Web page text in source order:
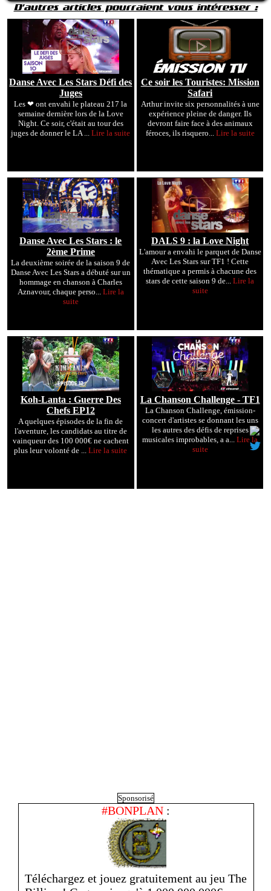
D'autres articles pourraient vous intéresser :
Danse Avec Les Stars Défi des
Juges
Les ❤ ont envahi le plateau 217 la
semaine dernière lors de la Love
Night. Ce soir, c'était au tour des
juges de donner le LA ...Lire la suite
Ce soir les Touristes: Mission
Safari
Arthur invite six personnalités à une
expérience pleine de danger. Ils
devront faire face à des animaux
féroces, ils risquero... Lire la suite
Danse Avec Les Stars : le
2ème Prime
La deuxième soirée de la saison 9 de
Danse Avec Les Stars a débuté sur un
hommage en chanson à Charles
Aznavour, chaque perso... Lire la
suite
DALS 9 : la Love Night
L'amour a envahi le parquet de Danse
Avec Les Stars sur TF1 ! Cette
thématique a permis à chacune des
stars de cette saison 9 de...Lire la
suite
Koh-Lanta : Guerre Des
Chefs EP12
A quelques épisodes de la fin de
l'aventure, les candidats au titre de
vainqueur des 100 000€ ne cachent
plus leur volonté de ...Lire la suite
La Chanson Challenge - TF1
La Chanson Challenge, émission-
concert d'artistes se donnant les uns
les autres des défis de reprises
musicales improbables, a a...Lire la
suite
Sponsorisé
#BONPLAN :
Téléchargez et jouez gratuitement au jeu The